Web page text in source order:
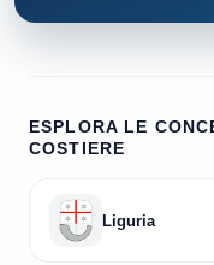
ESPLORA LE
COSTIERE
Liguria